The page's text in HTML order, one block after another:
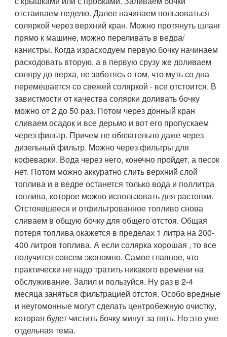
отстаиваем неделю. Далее начинаем пользоваться
соляркой через верхний кран. Можно протянуть шланг
прямо к машине, можно переливать в ведра/
канистры. Когда израсходуем первую бочку начинаем
расходовать вторую, а в первую срузу же доливаем
соляру до верха, не заботясь о том, что муть со дна
перемешается со свежей соляркой - все отстоится. В
завистмости от качества солярки доливать бочку
можно от 2 до 50 раз. Потом через донный кран
сливаем осадок и все дерьмо и вот его пропускаем
через фильтр. Причем не обязательно даже через
дизельный фильтр. Можно через фильтры для
кофеварки. Вода через него, конечно пройдет, а песок
нет. Потом можно аккуратно слить верхний слой
топлива и в ведре останется только вода и поллитра
топлива, которое можно использовать для растопки.
Отстоявшееся и отфильтрованное топливо снова
сливаем в общую бочку для общего отстоя. Общая
потеря топлива окажется в пределах 1 литра на 200-
400 литров топлива. А если солярка хорошая , то все
получится совсем экономно. Самое главное, что
практически не надо тратить никакого времени на
обслуживание. Залил и пользуйся. Ну раз в 2-4
месяца заняться фильтрацией отстоя. Особо вредные
и неугомонные могут сделать центробежную очистку,
которая будет чистить бочку минут за пять. Но это уже
отдельная тема.